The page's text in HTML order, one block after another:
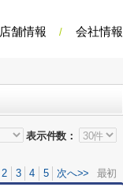
店舗情報 会社情報
表示件数：
2 3 4 5 次へ>> 最初